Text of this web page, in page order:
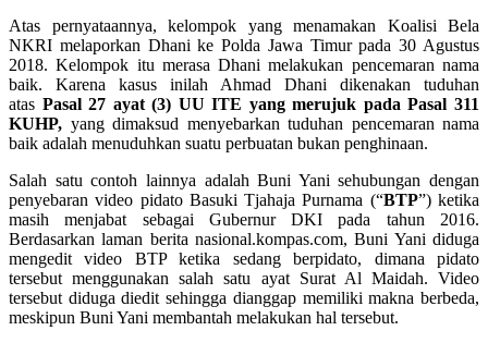
Atas pernyataannya, kelompok yang menamakan Koalisi Bela
NKRI melaporkan Dhani ke Polda Jawa Timur pada 30 Agustus
2018. Kelompok itu merasa Dhani melakukan pencemaran nama
baik. Karena kasus inilah Ahmad Dhani dikenakan tuduhan
atas Pasal 27 ayat (3) UU ITE yang merujuk pada Pasal 311
KUHP, yang dimaksud menyebarkan tuduhan pencemaran nama
baik adalah menuduhkan suatu perbuatan bukan penghinaan.
Salah satu contoh lainnya adalah Buni Yani sehubungan dengan
penyebaran video pidato Basuki Tjahaja Purnama (“BTP”) ketika
masih menjabat sebagai Gubernur DKI pada tahun 2016.
Berdasarkan laman berita nasional.kompas.com, Buni Yani diduga
mengedit video BTP ketika sedang berpidato, dimana pidato
tersebut menggunakan salah satu ayat Surat Al Maidah. Video
tersebut diduga diedit sehingga dianggap memiliki makna berbeda,
meskipun Buni Yani membantah melakukan hal tersebut.